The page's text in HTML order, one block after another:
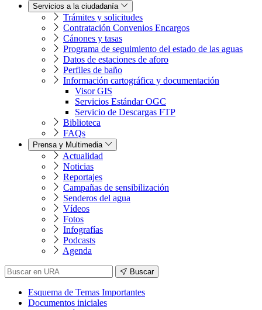
Servicios a la ciudadanía
Trámites y solicitudes
Contratación Convenios Encargos
Cánones y tasas
Programa de seguimiento del estado de las aguas
Datos de estaciones de aforo
Perfiles de baño
Información cartográfica y documentación
Visor GIS
Servicios Estándar OGC
Servicio de Descargas FTP
Biblioteca
FAQs
Prensa y Multimedia
Actualidad
Noticias
Reportajes
Campañas de sensibilización
Senderos del agua
Vídeos
Fotos
Infografías
Podcasts
Agenda
Buscar
Esquema de Temas Importantes
Documentos iniciales